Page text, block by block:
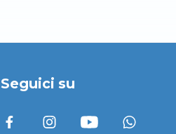
Seguici su